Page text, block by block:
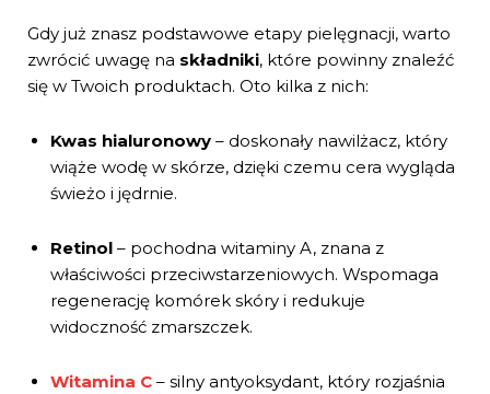
Gdy już znasz podstawowe etapy pielęgnacji, warto
zwrócić uwagę na składniki, które powinny znaleźć
się w Twoich produktach. Oto kilka z nich:
Kwas hialuronowy – doskonały nawilżacz, który
wiąże wodę w skórze, dzięki czemu cera wygląda
świeżo i jędrnie.
Retinol – pochodna witaminy A, znana z
właściwości przeciwstarzeniowych. Wspomaga
regenerację komórek skóry i redukuje
widoczność zmarszczek.
Witamina C – silny antyoksydant, który rozjaśnia